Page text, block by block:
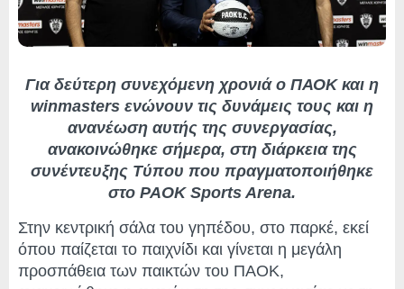
Για δεύτερη συνεχόμενη χρονιά ο ΠΑΟΚ και η
winmasters ενώνουν τις δυνάμεις τους και η
ανανέωση αυτής της συνεργασίας,
ανακοινώθηκε σήμερα, στη διάρκεια της
συνέντευξης Τύπου που πραγματοποιήθηκε
στο PAOK Sports Arena.
Στην κεντρική σάλα του γηπέδου, στο παρκέ, εκεί
όπου παίζεται το παιχνίδι και γίνεται η μεγάλη
προσπάθεια των παικτών του ΠΑΟΚ,